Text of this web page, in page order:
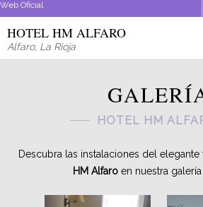
Web Oficial
HOTEL HM ALFARO
Alfaro, La Rioja
HOTEL HM
Descubra las instalaciones del
HM Alfaroen nuestra galería